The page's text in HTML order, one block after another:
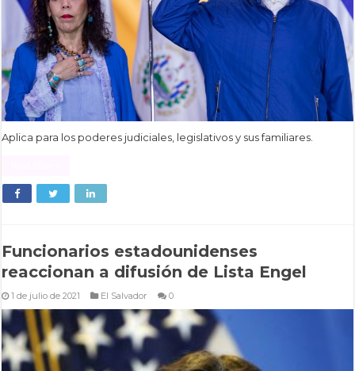
Aplica para los poderes judiciales, legislativos y sus familiares.
Funcionarios estadounidenses
reaccionan a difusión de Lista Engel
1 de julio de 2021 El Salvador 0